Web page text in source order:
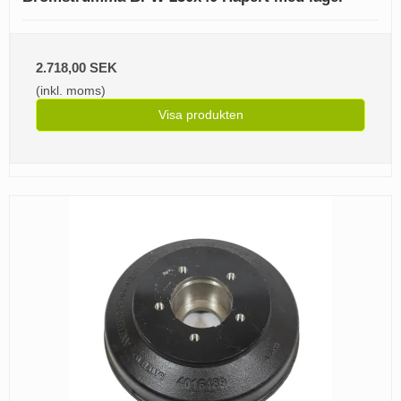
2.718,00 SEK
(inkl. moms)
Visa produkten